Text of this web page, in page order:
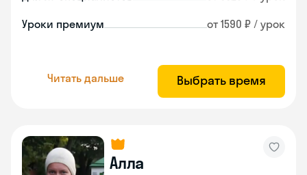
Уроки премиум от 1590 ₽ / урок
Читать дальше Выбрать время
Алла